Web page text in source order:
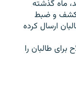
ماه گذشته
کشف و ضبط
ارسال کرده
طالبان را